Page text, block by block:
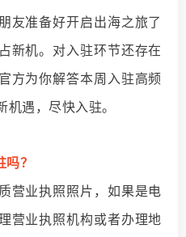
友准备好开启出海之旅了
新机。对入驻环节还存在
方为你解答本周入驻高频
机遇，尽快入驻。
？
营业执照照片，如果是电
营业执照机构或者办理地